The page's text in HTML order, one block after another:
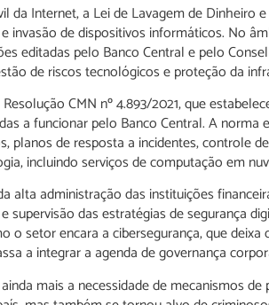
Internet, a Lei de Lavagem de Dinheiro e
invasão de dispositivos informáticos. No
editadas pelo Banco Central e pelo
de riscos tecnológicos e proteção da
CMN nº 4.893/2021, que
a funcionar pelo Banco Central. A norma
de resposta a incidentes, controle
incluindo serviços de computação em
administração das instituições
das estratégias de segurança
setor encara a cibersegurança, que deixa
a integrar a agenda de governança
mais a necessidade de mecanismos de